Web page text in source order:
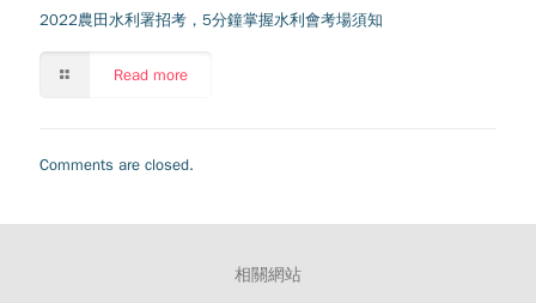
2022農田水利署招考，5分鐘掌握水利會考場須知
Read more
Comments are closed.
相關網站